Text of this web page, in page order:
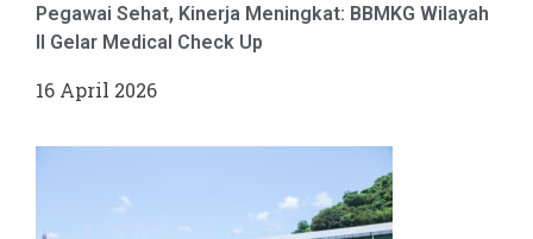
Pegawai Sehat, Kinerja Meningkat: BBMKG Wilayah
II Gelar Medical Check Up
16 April 2026